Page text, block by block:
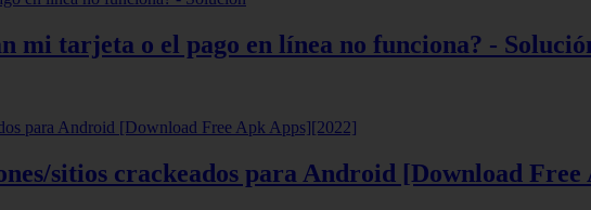
mi tarjeta o el pago en línea no funciona? -
sitios crackeados para Android [Download